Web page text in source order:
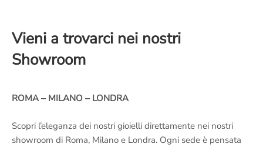
Vieni a trovarci nei nostri
Showroom
ROMA – MILANO – LONDRA
Scopri l’eleganza dei nostri gioielli direttamente nei nostri
showroom di Roma, Milano e Londra. Ogni sede è pensata